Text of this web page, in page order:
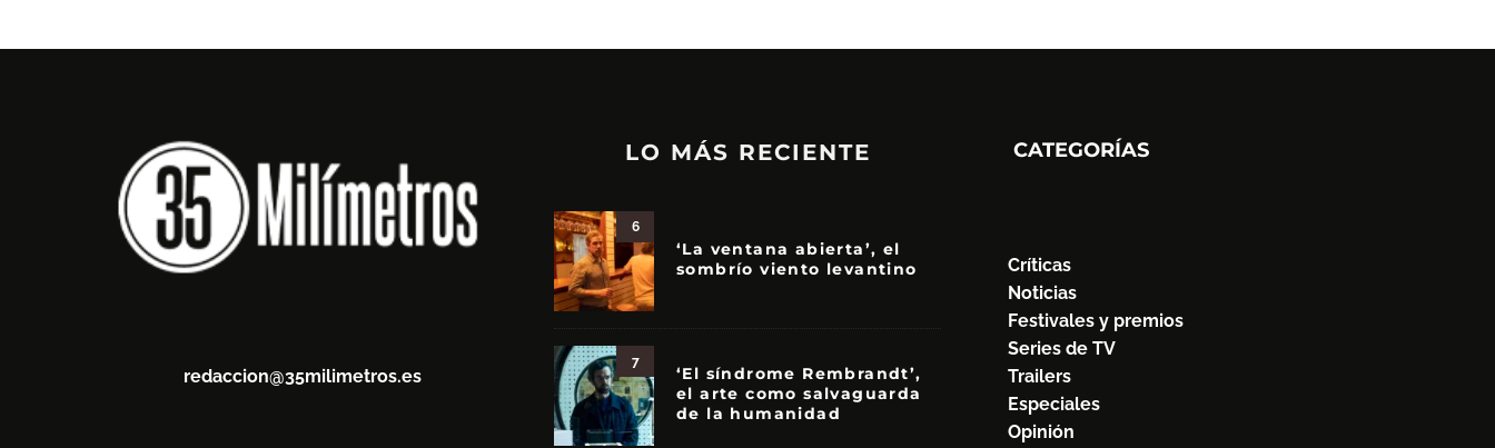
redaccion@35milimetros.es
LO MÁS RECIENTE
6
‘La ventana abierta’, el
sombrío viento levantino
7
‘El síndrome Rembrandt’,
el arte como salvaguarda
de la humanidad
CATEGORÍAS
Críticas
Noticias
Festivales y premios
Series de TV
Trailers
Especiales
Opinión